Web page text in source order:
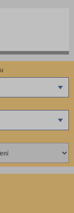
listu